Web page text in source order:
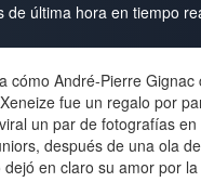
de última hora en tiempo
cómo André-Pierre
fue un regalo por
un par de fotografías
después de una ola
en claro su amor por